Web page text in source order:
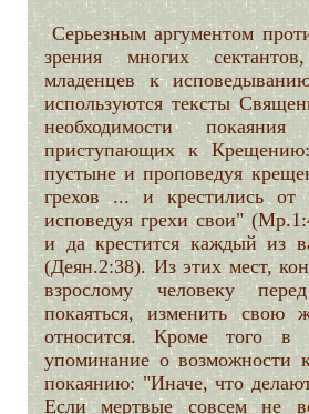
Серьезным аргументом
зрения многих
младенцев к
используются тексты
необходимости
приступающих к
пустыне и проповедуя
грехов ... и крестились
исповедуя грехи свои"
и да крестится каждый из
(Деян.2:38). Из этих мест,
взрослому человеку
покаяться, изменить
относится. Кроме того в
упоминание о возможности
покаянию: "Иначе, что
Если мертвые совсем не